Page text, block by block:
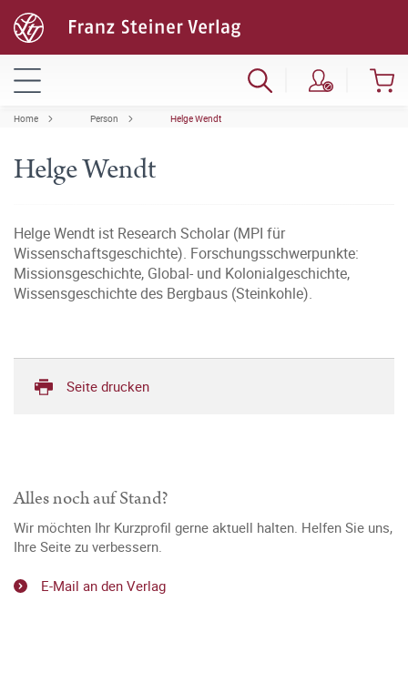
Home Person Helge Wendt
Helge Wendt
Helge Wendt ist Research Scholar (MPI für
Wissenschaftsgeschichte). Forschungsschwerpunkte:
Missionsgeschichte, Global- und Kolonialgeschichte,
Wissensgeschichte des Bergbaus (Steinkohle).
Seite drucken
Alles noch auf Stand?
Wir möchten Ihr Kurzprofil gerne aktuell halten. Helfen Sie uns,
Ihre Seite zu verbessern.
E-Mail an den Verlag